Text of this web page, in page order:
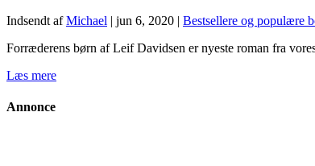
Indsendt afMichael | jun 6, 2020 | Bestsellere og populære
Forræderens børn af Leif Davidsen er nyeste roman fra
Læs mere
Annonce